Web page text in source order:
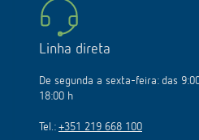
Linha direta
De segunda a sexta-feira: das
18:00 h
Tel.: +351 219 668 100